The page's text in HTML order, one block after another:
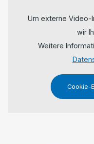
Um externe Video-
wir
Weitere
Cookie-